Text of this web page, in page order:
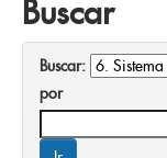
Buscar
Buscar:
por